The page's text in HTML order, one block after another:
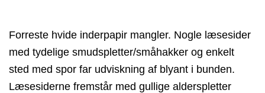
Forreste hvide inderpapir mangler. Nogle læsesider
med tydelige smudspletter/småhakker og enkelt
sted med spor far udviskning af blyant i bunden.
Læsesiderne fremstår med gullige alderspletter